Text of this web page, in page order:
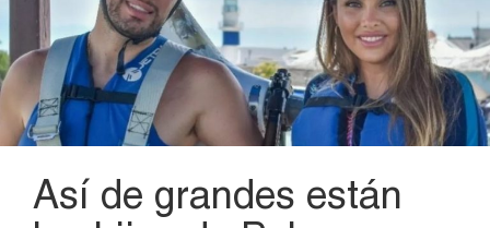
Así de grandes están